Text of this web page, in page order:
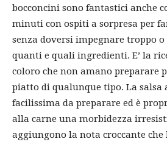
bocconcini sono fantastici anche
minuti con ospiti a sorpresa per
senza doversi impegnare troppo o
quanti e quali ingredienti. E’ la
coloro che non amano preparare
piatto di qualunque tipo. La salsa
facilissima da preparare ed è
alla carne una morbidezza
aggiungono la nota croccante che